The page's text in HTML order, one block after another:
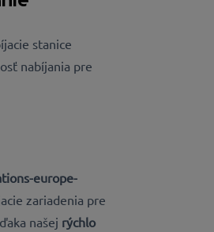
stanice
nabíjania pre
europe-
zariadenia pre
našej rýchlo